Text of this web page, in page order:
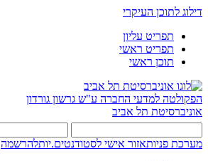
דילוג לתוכן העיקרי
תפריט עליון
תפריט ראשי
תוכן ראשי
הפקולטה למדעי החברה ע"ש גרשון גורדון
אוניברסיטת תל אביב
מערכת פניותאזור אישי לסטודנטים.יותלהרשמה